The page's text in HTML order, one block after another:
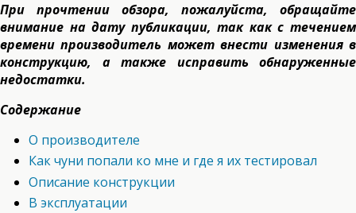
При прочтении обзора, пожалуйста, обращайте
внимание на дату публикации, так как с течением
времени производитель может внести изменения в
конструкцию, а также исправить обнаруженные
недостатки.
Содержание
О производителе
Как чуни попали ко мне и где я их тестировал
Описание конструкции
В эксплуатации